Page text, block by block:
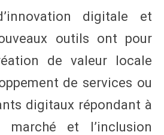
digitale et
outils ont pour
de valeur locale
de services ou
digitaux répondant à
et l’inclusion